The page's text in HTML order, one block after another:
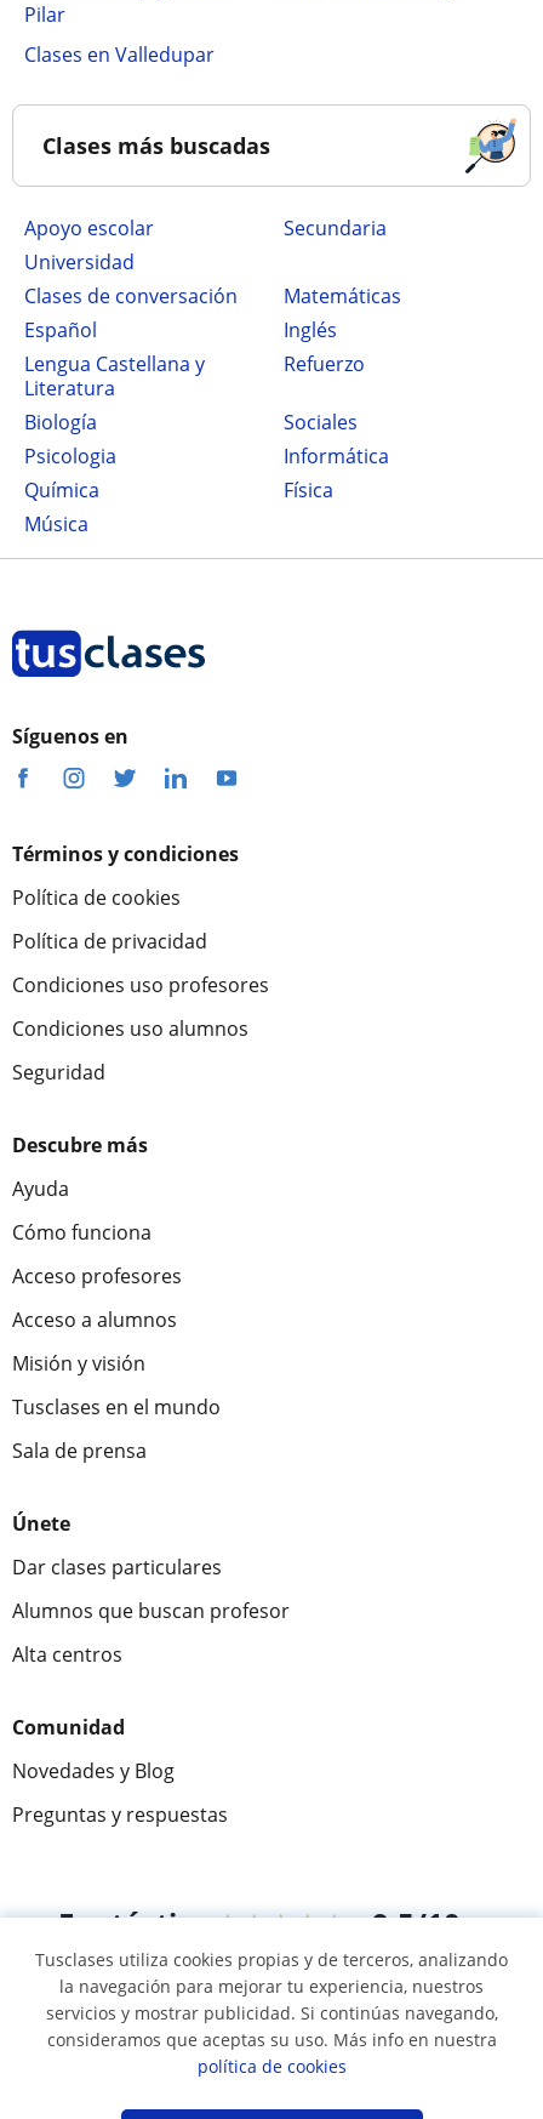
Pilar
Clases en Valledupar
Clases más buscadas
Apoyo escolar
secundaria
Universidad
Clases de conversación
Matemáticas
Español
Inglés
Lengua Castellana y
Literatura
Refuerzo
Biología
Sociales
Psicologia
Informática
Química
Física
Música
Síguenos en
Términos y condiciones
Política de cookies
Política de privacidad
Condiciones uso profesores
Condiciones uso alumnos
Seguridad
Descubre más
Ayuda
Cómo funciona
Acceso profesores
Acceso a alumnos
Misión y visión
Tusclases en el mundo
Sala de prensa
Únete
Dar clases particulares
Alumnos que buscan profesor
Alta centros
Comunidad
Novedades y Blog
Preguntas y respuestas
Fantástica★★★★★ 9,5/10
305883 opiniones de alumnos
© 2007 - 2026 Tusclases.co
Mapa web:Profesores particulares
Tusclases utiliza cookies propias y de terceros, analizando
la navegación para mejorar tu experiencia, nuestros
servicios y mostrar publicidad. Si continúas navegando,
consideramos que aceptas su uso. Más info en nuestra
política de cookies